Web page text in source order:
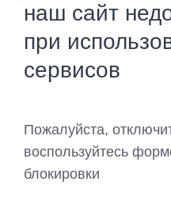
наш сайт
при
сервисов
Пожалуйста,
воспользуйтесь
блокировки